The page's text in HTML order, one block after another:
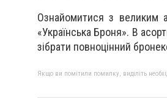
Ознайомитися з великим
«Українська Броня». В
зібрати повноцінний
Якщо ви помітили помилку, виділіть